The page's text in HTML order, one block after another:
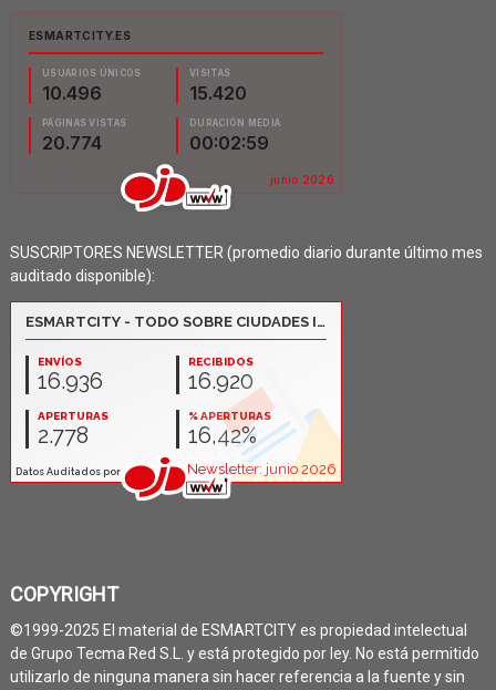
SUSCRIPTORES NEWSLETTER (promedio diario durante último mes
auditado disponible):
COPYRIGHT
©1999-2025 El material de ESMARTCITY es propiedad intelectual
de Grupo Tecma Red S.L. y está protegido por ley. No está permitido
utilizarlo de ninguna manera sin hacer referencia a la fuente y sin